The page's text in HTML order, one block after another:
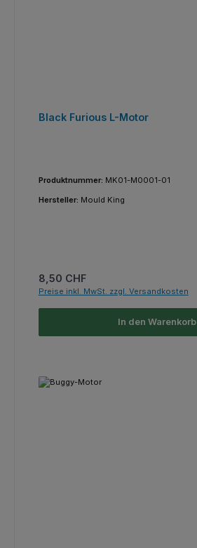
Black Furious L-Motor
Produktnummer: MK01-M0001-01
Hersteller: Mould King
Regulärer Preis:
8,50 CHF
Preise inkl. MwSt. zzgl. Versandkosten
In den Warenkorb